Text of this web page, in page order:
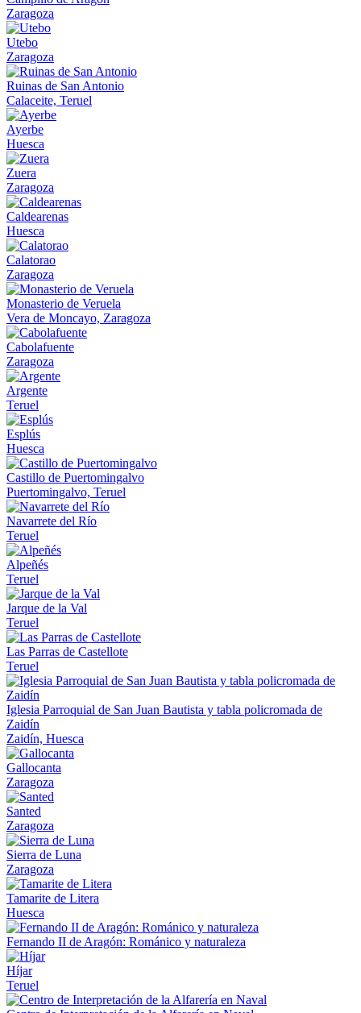
Zaragoza
Utebo
Zaragoza
Ruinas de San Antonio
Calaceite, Teruel
Ayerbe
Huesca
Zuera
Zaragoza
Caldearenas
Huesca
Calatorao
Zaragoza
Monasterio de Veruela
Vera de Moncayo, Zaragoza
Cabolafuente
Zaragoza
Argente
Teruel
Esplús
Huesca
Castillo de Puertomingalvo
Puertomingalvo, Teruel
Navarrete del Río
Teruel
Alpeñés
Teruel
Jarque de la Val
Teruel
Las Parras de Castellote
Teruel
Iglesia Parroquial de San Juan Bautista y tabla policromada de
Zaidín
Zaidín, Huesca
Gallocanta
Zaragoza
Santed
Zaragoza
Sierra de Luna
Zaragoza
Tamarite de Litera
Huesca
Fernando II de Aragón: Románico y naturaleza
Híjar
Teruel